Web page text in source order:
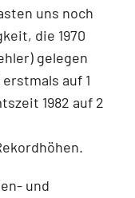
uns noch
die 1970
gelegen
auf 1
1982 auf 2
und